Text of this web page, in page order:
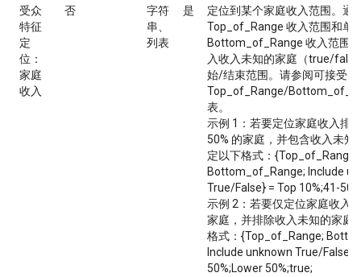
受众
特征
定
位：
家庭
收入
否
字符
串、
列表
是
定位到某个家庭收入范围。通
Top_of_Range 收入范围和单
Bottom_of_Range 收入范围
入收入未知的家庭（true/
始/结束范围。请参阅可接受的
Top_of_Range/
表。
示例 1：若要定位家庭收入排
50% 的家庭，并包含收入未知
定以下格式：{Top_of_Range;
Bottom_of_Range; Include
True/False} = Top 10%;41-
示例 2：若要仅定位家庭收入
家庭，并排除收入未知的家庭
格式：{Top_of_Range;
Include unknown True/False}
50%;Lower 50%;true;